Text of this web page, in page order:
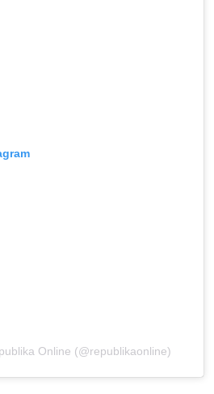
Online (@republikaonline)